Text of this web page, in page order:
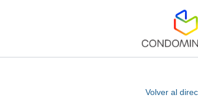
Volver al